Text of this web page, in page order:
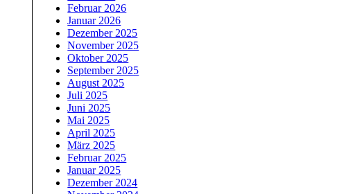
Februar 2026
Januar 2026
Dezember 2025
November 2025
Oktober 2025
September 2025
August 2025
Juli 2025
Juni 2025
Mai 2025
April 2025
März 2025
Februar 2025
Januar 2025
Dezember 2024